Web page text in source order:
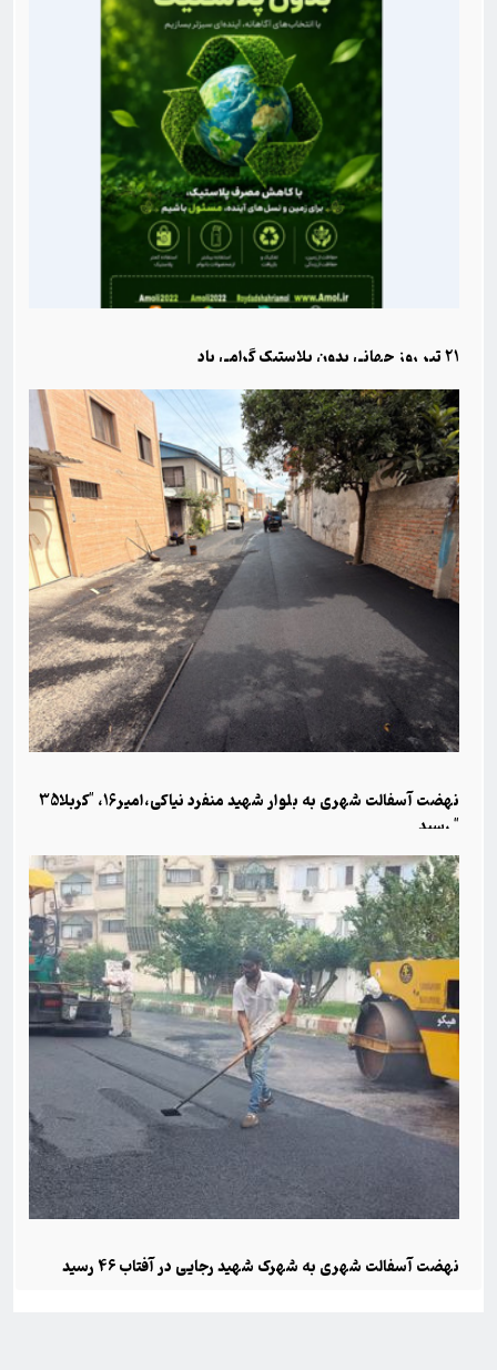
21 تیر روز جهانی بدون پلاستیک گرامی باد
نهضت آسفالت شهری به بلوار شهید منفرد نیاکی،امیر16، "کربلا35
" رسید
نهضت آسفالت شهری به شهرک شهید رجایی در آفتاب ۴۶ رسید